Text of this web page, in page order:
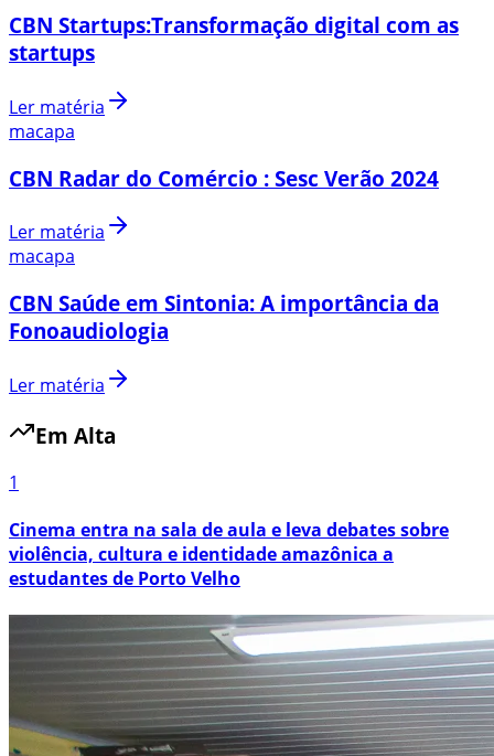
CBN Startups:Transformação digital com as
startups
Ler matéria
macapa
CBN Radar do Comércio : Sesc Verão 2024
Ler matéria
macapa
CBN Saúde em Sintonia: A importância da
Fonoaudiologia
Ler matéria
Em Alta
1
Cinema entra na sala de aula e leva debates sobre
violência, cultura e identidade amazônica a
estudantes de Porto Velho